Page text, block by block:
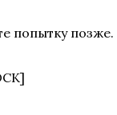
попытку позже.